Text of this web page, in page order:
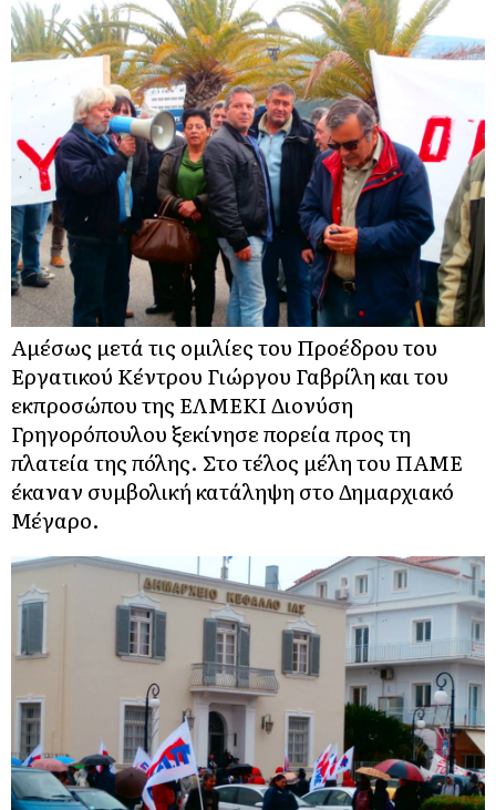
Αμέσως μετά τις ομιλίες του Προέδρου του
Εργατικού Κέντρου Γιώργου Γαβρίλη και του
εκπροσώπου της ΕΛΜΕΚΙ Διονύση
Γρηγορόπουλου ξεκίνησε πορεία προς τη
πλατεία της πόλης. Στο τέλος μέλη του ΠΑΜΕ
έκαναν συμβολική κατάληψη στο Δημαρχιακό
Μέγαρο.